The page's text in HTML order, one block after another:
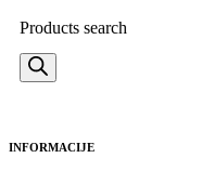
Products search
INFORMACIJE